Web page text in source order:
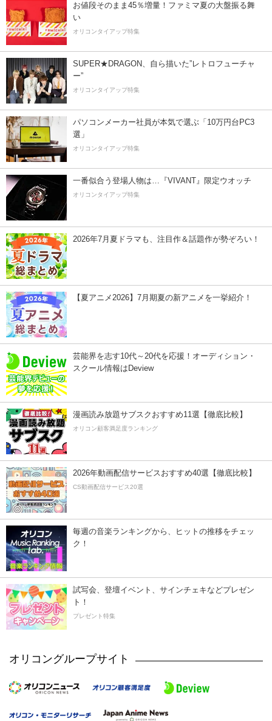
お値段そのまま45％増量！ファミマ夏の大盤振る舞
い
オリコンタイアップ特集
SUPER★DRAGON、自ら描いた”レトロフューチャ
ー”
オリコンタイアップ特集
パソコンメーカー社員が本気で選ぶ「10万円台PC3
選」
オリコンタイアップ特集
一番似合う登場人物は…『VIVANT』限定ウオッチ
オリコンタイアップ特集
2026年7月夏ドラマも、注目作＆話題作が勢ぞろい！
【夏アニメ2026】7月期夏の新アニメを一挙紹介！
芸能界を志す10代～20代を応援！オーディション・
スクール情報はDeview
漫画読み放題サブスクおすすめ11選【徹底比較】
オリコン顧客満足度ランキング
2026年動画配信サービスおすすめ40選【徹底比較】
CS動画配信サービス20選
毎週の音楽ランキングから、ヒットの推移をチェッ
ク！
試写会、登壇イベント、サインチェキなどプレゼン
ト！
プレゼント特集
オリコングループサイト